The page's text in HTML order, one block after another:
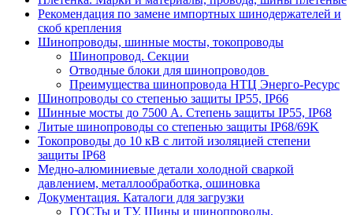
Рекомендация по замене импортных шинодержателей и
скоб крепления
Шинопроводы, шинные мосты, токопроводы
Шинопровод. Секции
Отводные блоки для шинопроводов
Преимущества шинопровода НТЦ Энерго-Ресурс
Шинопроводы со степенью защиты IP55, IP66
Шинные мосты до 7500 А. Степень защиты IP55, IP68
Литые шинопроводы со степенью защиты IP68/69K
Токопроводы до 10 кВ с литой изоляцией степени
защиты IP68
Медно-алюминиевые детали холодной сваркой
давлением, металлообработка, ошиновка
Документация. Каталоги для загрузки
ГОСТы и ТУ. Шины и шинопроводы,